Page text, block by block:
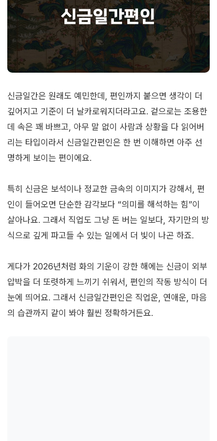
신금일간은 원래도 예민한데, 편인까지 붙으면 생각이 더
깊어지고 기준이 더 날카로워지더라고요. 겉으로는 조용한
데 속은 꽤 바쁘고, 아무 말 없이 사람과 상황을 다 읽어버
리는 타입이라서 신금일간편인은 한 번 이해하면 아주 선
명하게 보이는 편이에요.
특히 신금은 보석이나 정교한 금속의 이미지가 강해서, 편
인이 들어오면 단순한 감각보다 “의미를 해석하는 힘”이
살아나요. 그래서 직업도 그냥 돈 버는 일보다, 자기만의 방
식으로 깊게 파고들 수 있는 일에서 더 빛이 나곤 하죠.
게다가 2026년처럼 화의 기운이 강한 해에는 신금이 외부
압박을 더 또렷하게 느끼기 쉬워서, 편인의 작동 방식이 더
눈에 띄어요. 그래서 신금일간편인은 직업운, 연애운, 마음
의 습관까지 같이 봐야 훨씬 정확하거든요.